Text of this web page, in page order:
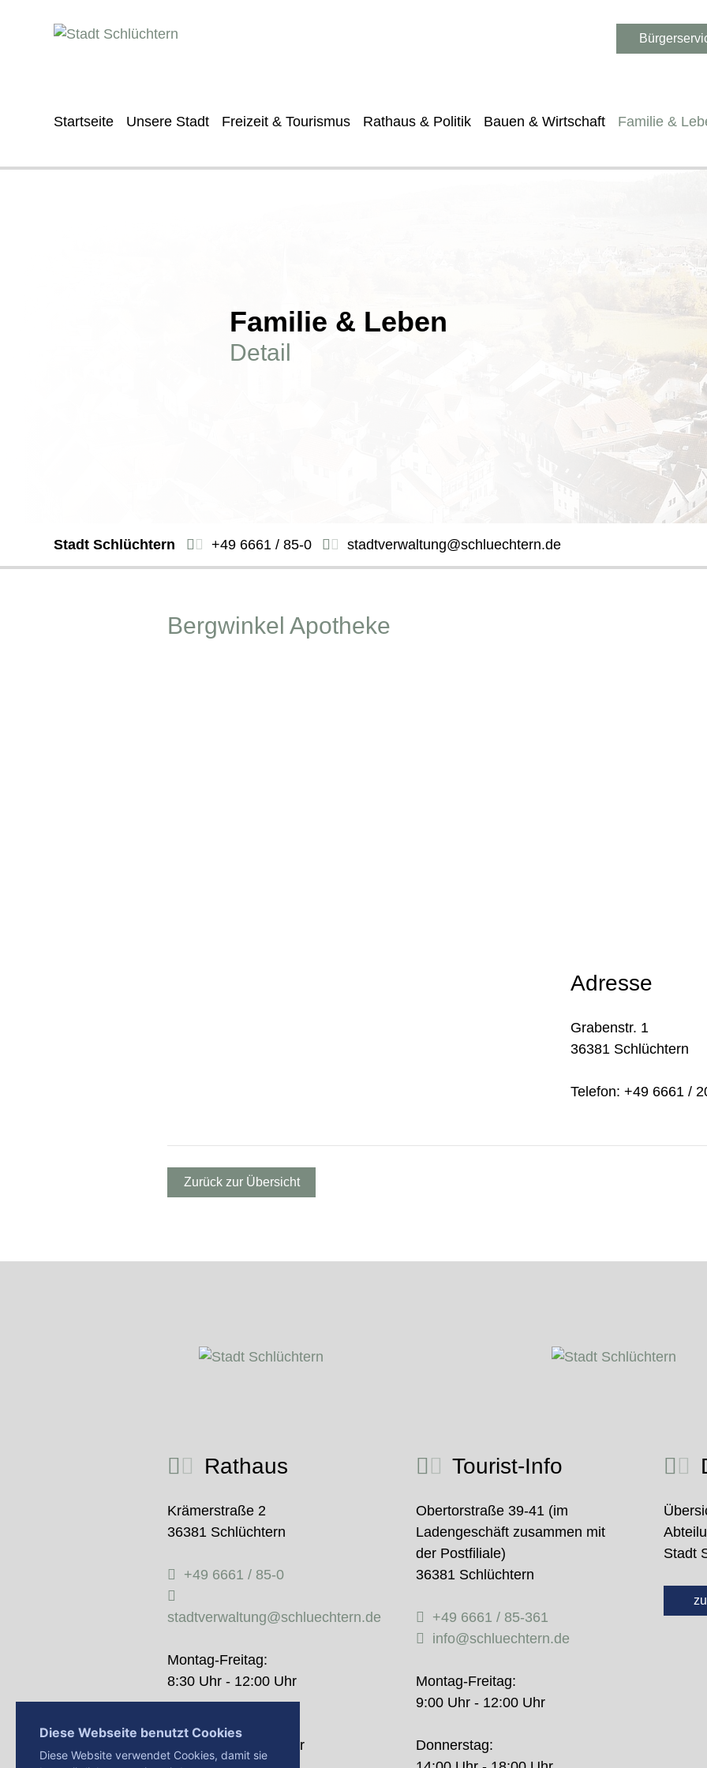
Startseite Unsere Stadt Freizeit & Tourismus Rathaus & Politik Bauen & Wirtschaft Familie &
Familie & Leben
Detail
Stadt Schlüchtern +49 6661 / 85-0 stadtverwaltung@schluechtern.de
Bergwinkel Apotheke
Adresse
Grabenstr. 1
36381 Schlüchtern
Telefon: +49 6661 /
Zurück zur Übersicht
Rathaus
Krämerstraße 2
36381 Schlüchtern
+49 6661 / 85-0
stadtverwaltung@schluechtern.de
Montag-Freitag:
8:30 Uhr - 12:00 Uhr
Donnerstag:
14:00 Uhr - 18:00 Uhr
Tourist-Info
Obertorstraße 39-41 (im
Ladengeschäft zusammen mit
der Postfiliale)
36381 Schlüchtern
+49 6661 / 85-361
info@schluechtern.de
Montag-Freitag:
9:00 Uhr - 12:00 Uhr
Donnerstag:
Stadt
Diese Webseite benutzt Cookies
Diese Website verwendet Cookies, damit sie